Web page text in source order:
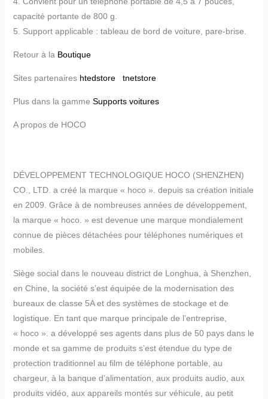
capacité portante de 800 g.
5. Support applicable : tableau de bord de voiture, pare-brise.
Retour à la Boutique
Sites partenaires htedstore tnetstore
Plus dans la gamme Supports voitures
A propos de HOCO
DÉVELOPPEMENT TECHNOLOGIQUE HOCO (SHENZHEN)
CO., LTD. a créé la marque « hoco ». depuis sa création initiale
en 2009. Grâce à de nombreuses années de développement,
la marque « hoco. » est devenue une marque mondialement
connue de pièces détachées pour téléphones numériques et
mobiles.
Siège social dans le nouveau district de Longhua, à Shenzhen,
en Chine, la société s’est équipée de la modernisation des
bureaux de classe 5A et des systèmes de stockage et de
logistique. En tant que marque principale de l’entreprise,
« hoco ». a développé ses agents dans plus de 50 pays dans le
monde et sa gamme de produits s’est étendue du type de
protection traditionnel au film de téléphone portable, au
chargeur, à la banque d’alimentation, aux produits audio, aux
produits vidéo, aux appareils montés sur véhicule, au petit